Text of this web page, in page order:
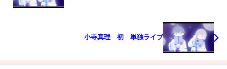
小寺真理 初 単独ライブ